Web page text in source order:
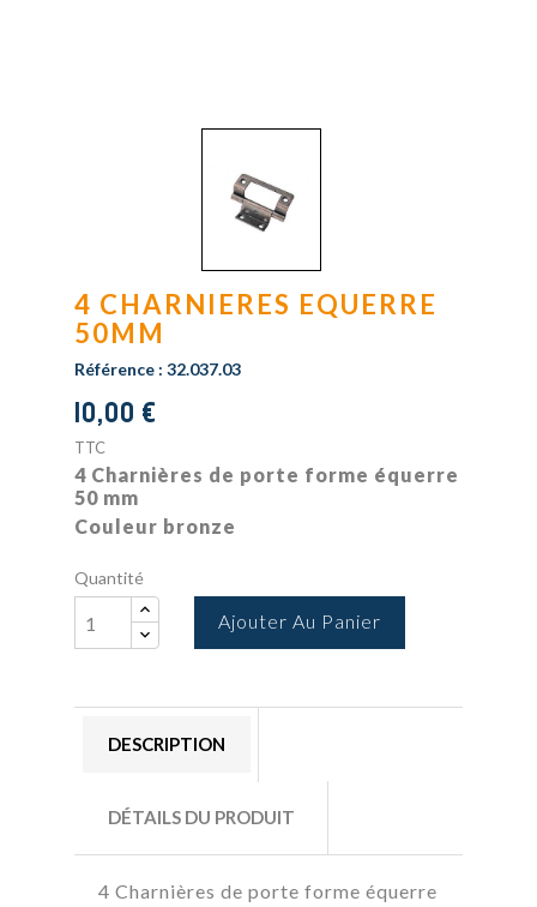
4 CHARNIERES EQUERRE
50MM
Référence : 32.037.03
10,00 €
TTC
4 Charnières de porte forme équerre
50 mm
Couleur bronze
Quantité
Ajouter Au Panier
DESCRIPTION
DÉTAILS DU PRODUIT
4 Charnières de porte forme équerre